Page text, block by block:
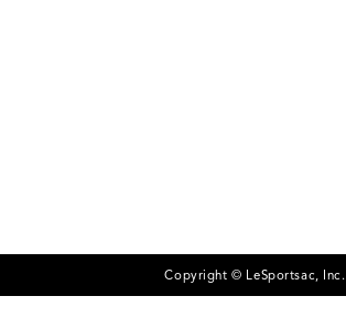
Copyright © LeSportsac, Inc.